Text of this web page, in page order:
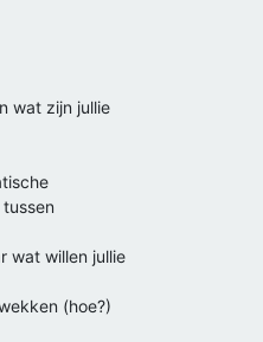
wat zijn jullie
wat willen jullie
(hoe?)